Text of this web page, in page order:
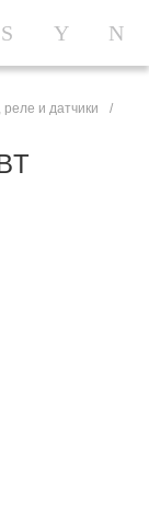
и датчики
/